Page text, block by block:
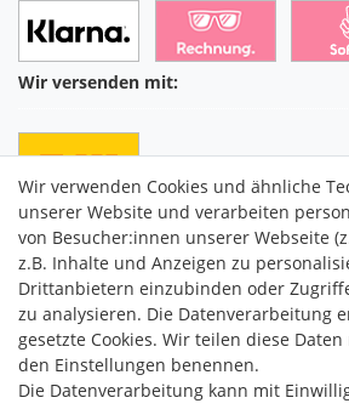
Wir versenden mit:
C2M COMMERCE GmbH
Hüttenheim 119
97348 Willanzheim
Mo-Fr: 09:00 - 14:00 Uhr
Wir verwenden Cookies und ähnliche
unserer Website und verarbeiten
von Besucher:innen unserer Webseite
z.B. Inhalte und Anzeigen zu
Drittanbietern einzubinden oder
zu analysieren. Die Datenverarbeitung
gesetzte Cookies. Wir teilen diese
den Einstellungen benennen.
Die Datenverarbeitung kann mit